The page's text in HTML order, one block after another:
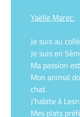
Yaëlle Marec:
Je suis au
Je suis en
Ma passion
Mon animal
chat.
J’habite à
Mes plats